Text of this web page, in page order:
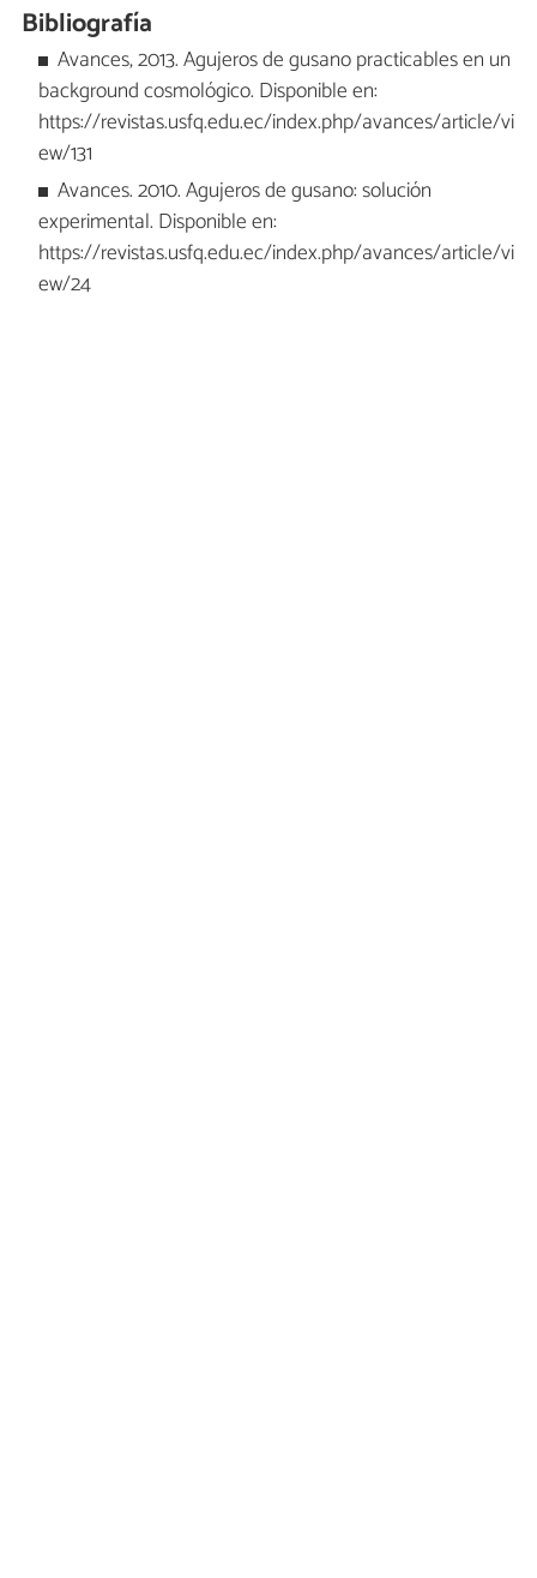
Bibliografía
Avances, 2013. Agujeros de gusano practicables en un
background cosmológico. Disponible en:
https://revistas.usfq.edu.ec/index.php/avances/article/vi
ew/131
Avances. 2010. Agujeros de gusano: solución
experimental. Disponible en:
https://revistas.usfq.edu.ec/index.php/avances/article/vi
ew/24